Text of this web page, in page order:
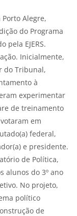
Alegre,
do Programa
pela EJERS.
Inicialmente,
do Tribunal,
à
experimentar
de treinamento
em
federal,
e presidente.
de Política,
alunos do 3º ano
No projeto,
político
de